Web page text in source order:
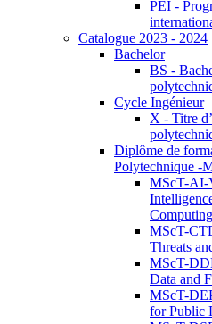
PEI -
Catalogue 2023 - 2024
Bachelor
BS -
Cycle Ingénieur
X - Titre
Diplôme de
Polytechnique -
MScT-AI-
Computing
MScT-
Threats
MScT-
Data and
MScT-
for Public